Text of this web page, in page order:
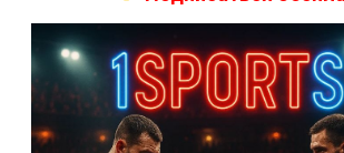
А как смотреть с ноутбука?
Анонимно кРасписание боев UFC
Кусок говна ты, существом даже нельзя ,такое
АнонимнокКонор МакГрегор